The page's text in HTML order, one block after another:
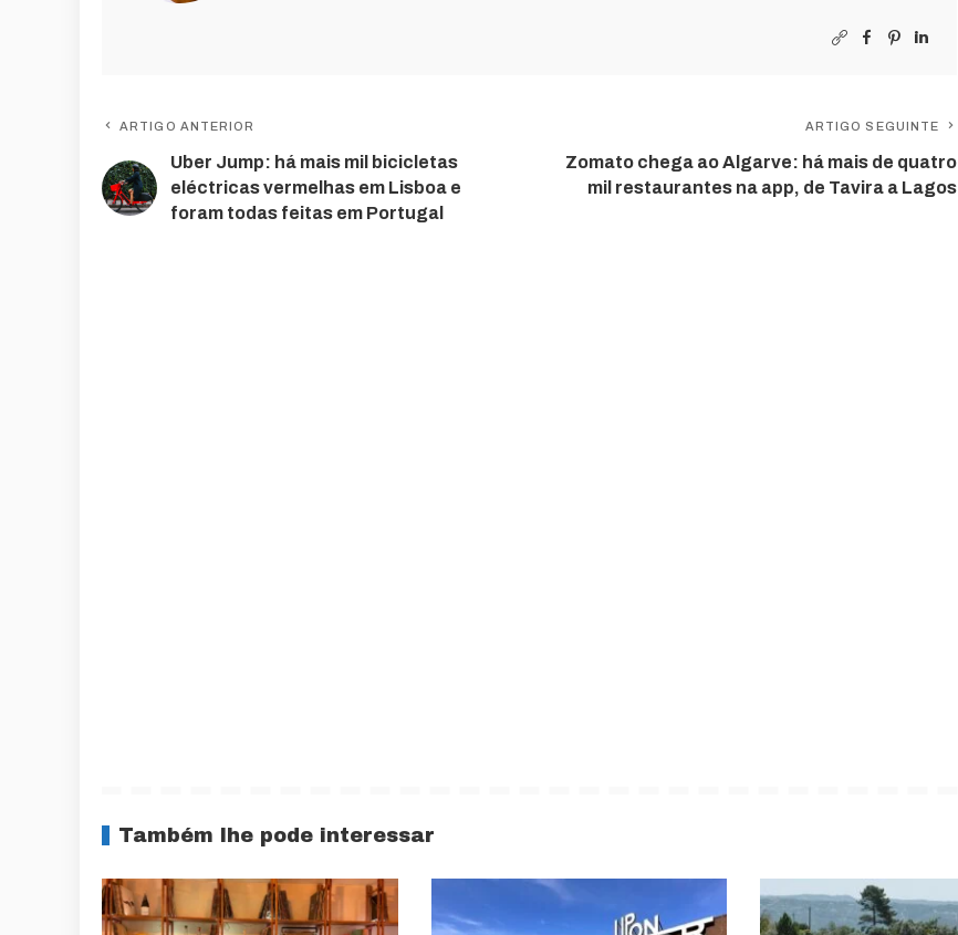
ARTIGO ANTERIOR
Uber Jump: há mais mil bicicletas
eléctricas vermelhas em Lisboa e
foram todas feitas em Portugal
ARTIGO SEGUINTE
Zomato chega ao Algarve: há mais de quatro
mil restaurantes na app, de Tavira a Lagos
Também lhe pode interessar